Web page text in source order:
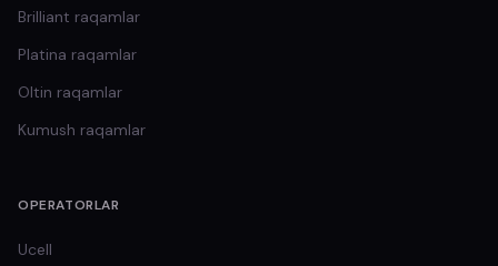
Brilliant raqamlar
Platina raqamlar
Oltin raqamlar
Kumush raqamlar
OPERATORLAR
Ucell